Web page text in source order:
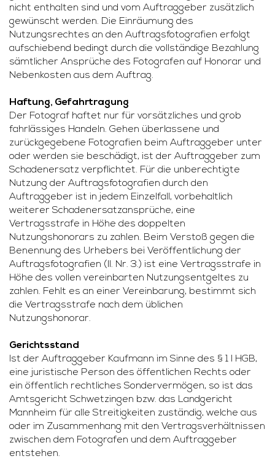
nicht enthalten sind und vom Auftraggeber zusätzlich
gewünscht werden. Die Einräumung des
Nutzungsrechtes an den Auftragsfotografien erfolgt
aufschiebend bedingt durch die vollständige Bezahlung
sämtlicher Ansprüche des Fotografen auf Honorar und
Nebenkosten aus dem Auftrag.
Haftung, Gefahrtragung
Der Fotograf haftet nur für vorsätzliches und grob
fahrlässiges Handeln. Gehen überlassene und
zurückgegebene Fotografien beim Auftraggeber unter
oder werden sie beschädigt, ist der Auftraggeber zum
Schadenersatz verpflichtet. Für die unberechtigte
Nutzung der Auftragsfotografien durch den
Auftraggeber ist in jedem Einzelfall, vorbehaltlich
weiterer Schadenersatzansprüche, eine
Vertragsstrafe in Höhe des doppelten
Nutzungshonorars zu zahlen. Beim Verstoß gegen die
Benennung des Urhebers bei Veröffentlichung der
Auftragsfotografien (II. Nr. 3.) ist eine Vertragsstrafe in
Höhe des vollen vereinbarten Nutzungsentgeltes zu
zahlen. Fehlt es an einer Vereinbarung, bestimmt sich
die Vertragsstrafe nach dem üblichen
Nutzungshonorar.
Gerichtsstand
Ist der Auftraggeber Kaufmann im Sinne des § 1 I HGB,
eine juristische Person des öffentlichen Rechts oder
ein öffentlich rechtliches Sondervermögen, so ist das
Amtsgericht Schwetzingen bzw. das Landgericht
Mannheim für alle Streitigkeiten zuständig, welche aus
oder im Zusammenhang mit den Vertragsverhältnissen
zwischen dem Fotografen und dem Auftraggeber
entstehen.